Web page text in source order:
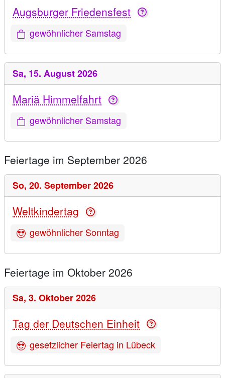
Augsburger Friedensfest
gewöhnlicher Samstag
Sa, 15. August 2026
Mariä Himmelfahrt
gewöhnlicher Samstag
Feiertage im September 2026
So, 20. September 2026
Weltkindertag
gewöhnlicher Sonntag
Feiertage im Oktober 2026
Sa, 3. Oktober 2026
Tag der Deutschen Einheit
gesetzlicher Feiertag in Lübeck